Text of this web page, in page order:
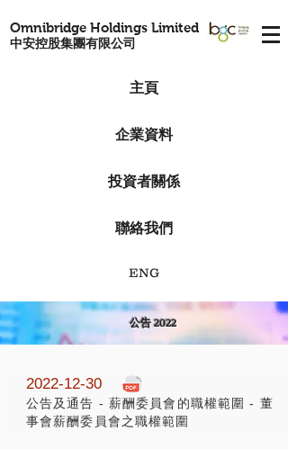
Omnibridge Holdings Limited
中安控股集團有限公司
主頁
企業資料
投資者關係
聯絡我們
ENG
2022-12-30
公告及通告 - 薪酬委員會的職權範圍 - 董
事會薪酬委員會之職權範圍
公告 2022